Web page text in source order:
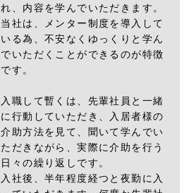
れ、内容を学んでいただきます。
当社は、メンター制度を導入して
いる為、不安なくゆっくりと学ん
でいただくことができるのが特徴
です。
入職して暫くは、先輩社員と一緒
に行動していただき、入居者様の
介助方法を見て、聞いて学んでい
ただきながら、実際に介助を行う
日々の繰り返しです。
入社後、半年程度経つと夜勤に入